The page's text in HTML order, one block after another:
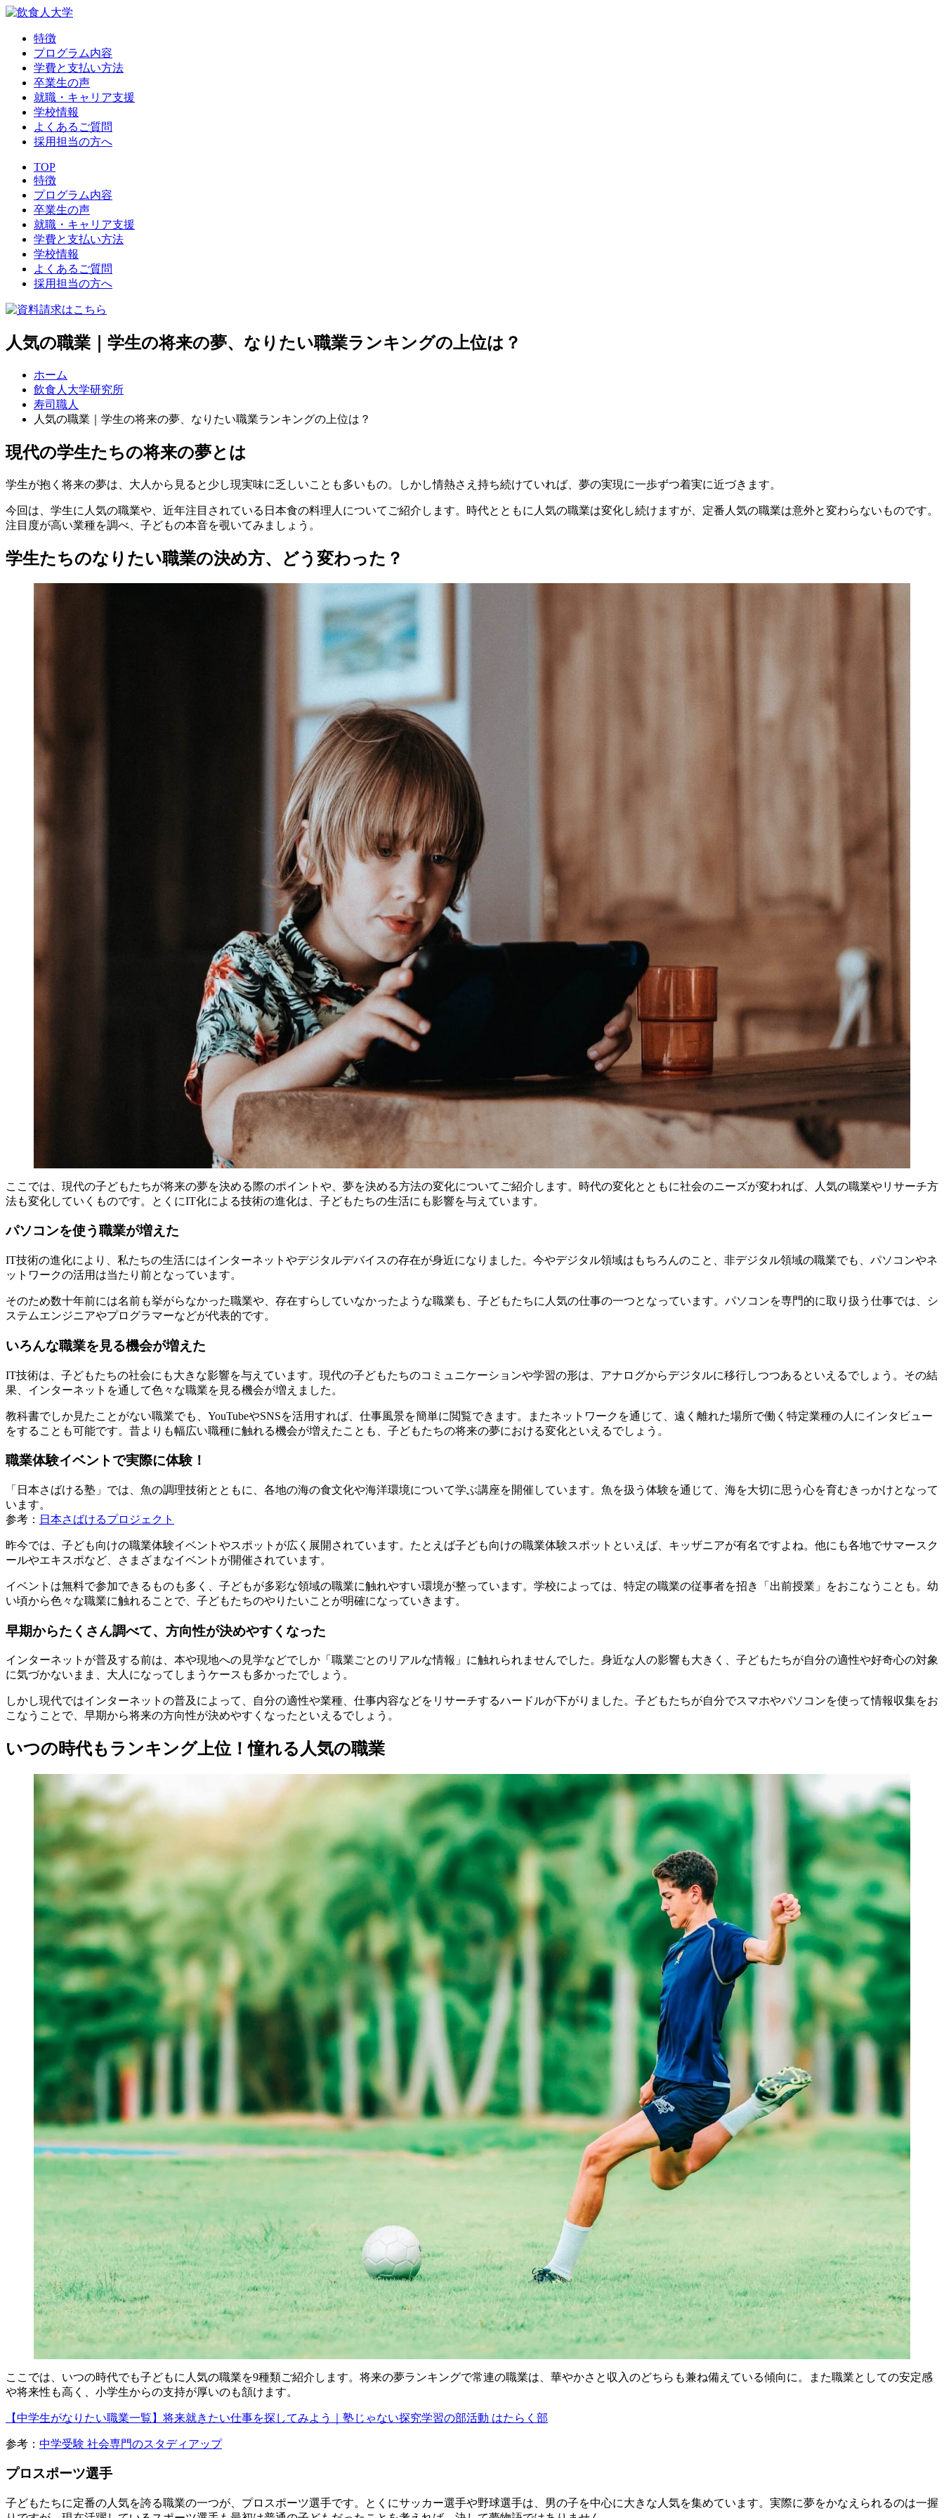
特徴
プログラム内容
学費と支払い方法
卒業生の声
就職・キャリア支援
学校情報
よくあるご質問
採用担当の方へ
TOP
特徴
プログラム内容
卒業生の声
就職・キャリア支援
学費と支払い方法
学校情報
よくあるご質問
採用担当の方へ
人気の職業｜学生の将来の夢、なりたい職業ランキングの上位は？
ホーム
飲食人大学研究所
寿司職人
人気の職業｜学生の将来の夢、なりたい職業ランキングの上位は？
現代の学生たちの将来の夢とは
学生が抱く将来の夢は、大人から見ると少し現実味に乏しいことも多いもの。しかし情熱さえ持ち続けていれば、夢の実現に一歩ずつ着実に近づきます。
今回は、学生に人気の職業や、近年注目されている日本食の料理人についてご紹介します。時代とともに人気の職業は変化し続けますが、定番人気の職業は意外と変わらないものです。
注目度が高い業種を調べ、子どもの本音を覗いてみましょう。
学生たちのなりたい職業の決め方、どう変わった？
ここでは、現代の子どもたちが将来の夢を決める際のポイントや、夢を決める方法の変化についてご紹介します。時代の変化とともに社会のニーズが変われば、人気の職業やリサーチ方
法も変化していくものです。とくにIT化による技術の進化は、子どもたちの生活にも影響を与えています。
パソコンを使う職業が増えた
IT技術の進化により、私たちの生活にはインターネットやデジタルデバイスの存在が身近になりました。今やデジタル領域はもちろんのこと、非デジタル領域の職業でも、パソコンやネ
ットワークの活用は当たり前となっています。
そのため数十年前には名前も挙がらなかった職業や、存在すらしていなかったような職業も、子どもたちに人気の仕事の一つとなっています。パソコンを専門的に取り扱う仕事では、シ
ステムエンジニアやプログラマーなどが代表的です。
いろんな職業を見る機会が増えた
IT技術は、子どもたちの社会にも大きな影響を与えています。現代の子どもたちのコミュニケーションや学習の形は、アナログからデジタルに移行しつつあるといえるでしょう。その結
果、インターネットを通して色々な職業を見る機会が増えました。
教科書でしか見たことがない職業でも、YouTubeやSNSを活用すれば、仕事風景を簡単に閲覧できます。またネットワークを通じて、遠く離れた場所で働く特定業種の人にインタビュー
をすることも可能です。昔よりも幅広い職種に触れる機会が増えたことも、子どもたちの将来の夢における変化といえるでしょう。
職業体験イベントで実際に体験！
「日本さばける塾」では、魚の調理技術とともに、各地の海の食文化や海洋環境について学ぶ講座を開催しています。魚を扱う体験を通じて、海を大切に思う心を育むきっかけとなって
います。
参考： 日本さばけるプロジェクト
昨今では、子ども向けの職業体験イベントやスポットが広く展開されています。たとえば子ども向けの職業体験スポットといえば、キッザニアが有名ですよね。他にも各地でサマースク
ールやエキスポなど、さまざまなイベントが開催されています。
イベントは無料で参加できるものも多く、子どもが多彩な領域の職業に触れやすい環境が整っています。学校によっては、特定の職業の従事者を招き「出前授業」をおこなうことも。幼
い頃から色々な職業に触れることで、子どもたちのやりたいことが明確になっていきます。
早期からたくさん調べて、方向性が決めやすくなった
インターネットが普及する前は、本や現地への見学などでしか「職業ごとのリアルな情報」に触れられませんでした。身近な人の影響も大きく、子どもたちが自分の適性や好奇心の対象
に気づかないまま、大人になってしまうケースも多かったでしょう。
しかし現代ではインターネットの普及によって、自分の適性や業種、仕事内容などをリサーチするハードルが下がりました。子どもたちが自分でスマホやパソコンを使って情報収集をお
こなうことで、早期から将来の方向性が決めやすくなったといえるでしょう。
いつの時代もランキング上位！憧れる人気の職業
ここでは、いつの時代でも子どもに人気の職業を9種類ご紹介します。将来の夢ランキングで常連の職業は、華やかさと収入のどちらも兼ね備えている傾向に。また職業としての安定感
や将来性も高く、小学生からの支持が厚いのも頷けます。
【中学生がなりたい職業一覧】将来就きたい仕事を探してみよう｜塾じゃない探究学習の部活動 はたらく部
参考： 中学受験 社会専門のスタディアップ
プロスポーツ選手
子どもたちに定番の人気を誇る職業の一つが、プロスポーツ選手です。とくにサッカー選手や野球選手は、男の子を中心に大きな人気を集めています。実際に夢をかなえられるのは一握